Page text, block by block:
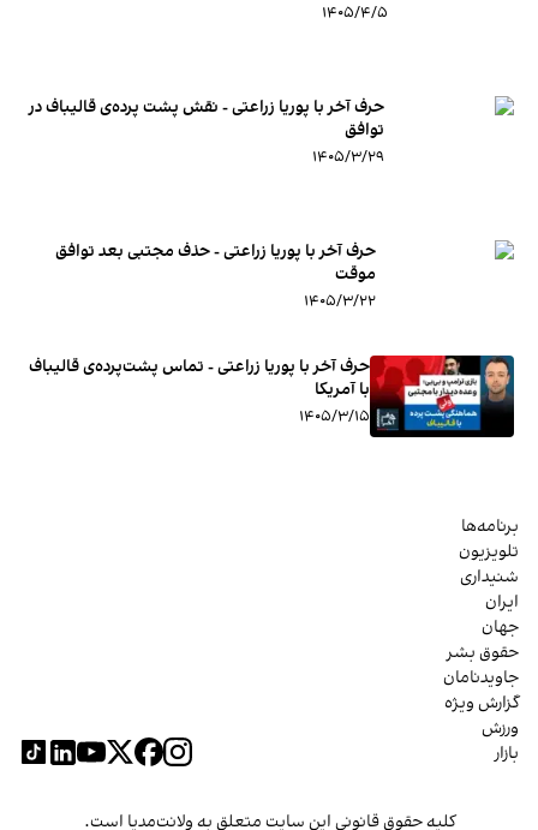
۱۴۰۵/۴/۵
حرف آخر با پوریا زراعتی - نقش پشت پرده‌ی قالیباف در
توافق
۱۴۰۵/۳/۲۹
حرف آخر با پوریا زراعتی - حذف مجتبی بعد توافق
موقت
۱۴۰۵/۳/۲۲
حرف آخر با پوریا زراعتی - تماس پشت‌پرده‌ی قالیباف
با آمریکا
۱۴۰۵/۳/۱۵
برنامه‌ها
تلویزیون
شنیداری
ایران
جهان
حقوق بشر
جاویدنامان
گزارش ویژه
ورزش
بازار
کلیه حقوق قانونی این سایت متعلق به ولانت‌مدیا است.